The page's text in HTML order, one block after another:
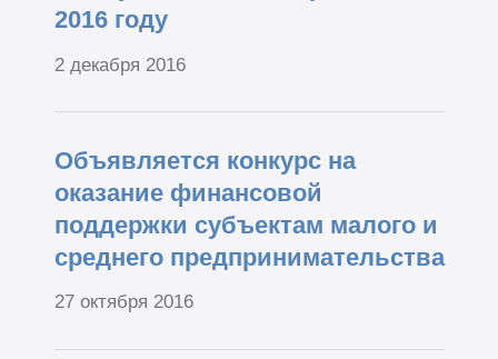
2016 году
2 декабря 2016
Объявляется конкурс на
оказание финансовой
поддержки субъектам малого и
среднего предпринимательства
27 октября 2016